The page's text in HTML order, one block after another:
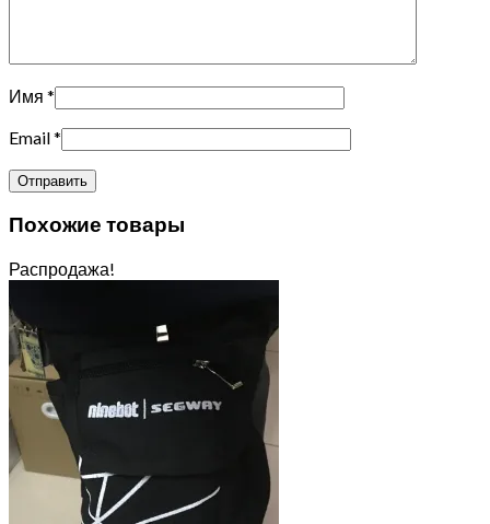
Имя *
Email*
Похожие товары
Распродажа!